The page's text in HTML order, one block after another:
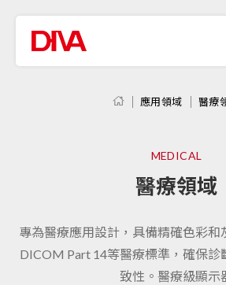
應用領域 醫療
MEDICAL
醫療領域
專為醫療應用設計，具備精確色彩和
DICOM Part 14等醫療標準，確保診
致性。醫療級顯示